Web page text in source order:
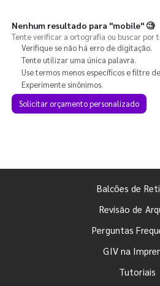
Nenhum resultado para "mobile"🧐
Tente verificar a ortografia ou buscar por
Verifique se não há erro de digitação.
Tente utilizar uma única palavra.
Use termos menos específicos e filtre
Experimente sinônimos.
Solicitar orçamento personalizado
Balcões de
Revisão de
Perguntas
GIV na
Tutoriais